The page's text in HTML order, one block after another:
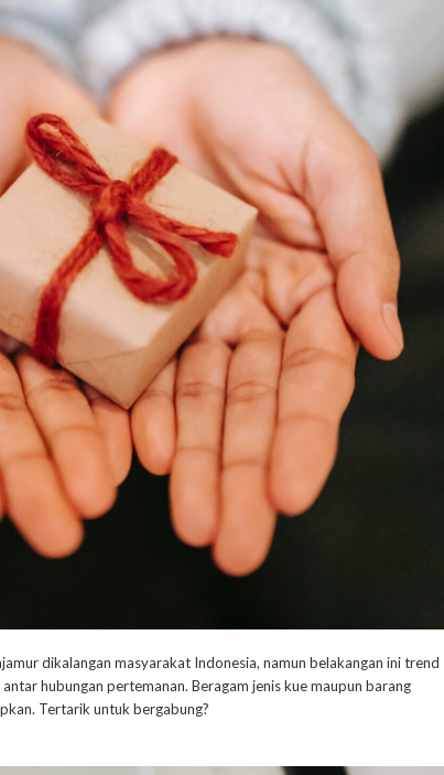
dikalangan masyarakat Indonesia, namun belakangan ini trend
hubungan pertemanan. Beragam jenis kue maupun barang
Tertarik untuk bergabung?